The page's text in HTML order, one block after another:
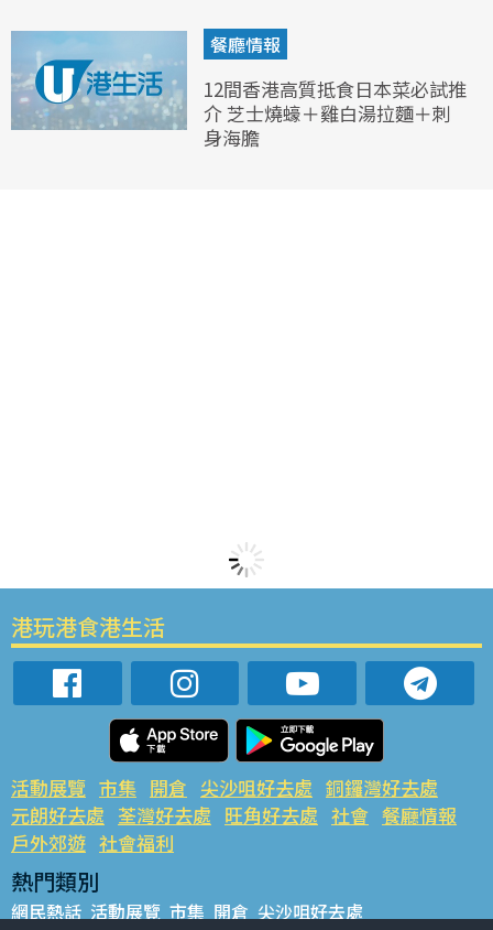
餐廳情報
12間香港高質抵食日本菜必試推
介 芝士燒蠔＋雞白湯拉麵＋刺
身海膽
港玩港食港生活
活動展覽 市集 開倉 尖沙咀好去處 銅鑼灣好去處
元朗好去處 荃灣好去處 旺角好去處 社會 餐廳情報
戶外郊遊 社會福利
熱門類別
網民熱話 活動展覽 市集 開倉 尖沙咀好去處